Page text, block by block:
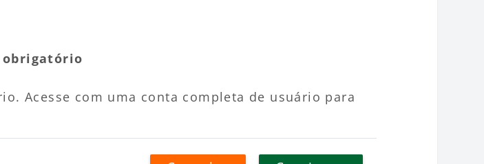
obrigatório
Acesse com uma conta completa de usuário para